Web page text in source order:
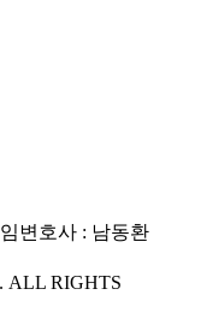
변호사 : 남동환
ALL RIGHTS